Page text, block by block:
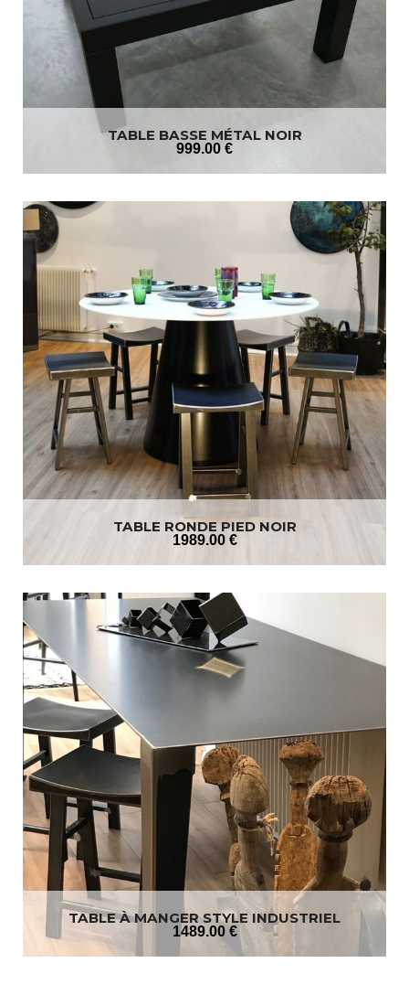
TABLE BASSE MÉTAL NOIR
999.00 €
TABLE RONDE PIED NOIR
1989.00 €
TABLE À MANGER STYLE INDUSTRIEL
1489.00 €